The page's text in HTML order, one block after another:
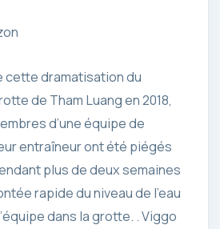
cette dramatisation du
de Tham Luang en 2018,
d’une équipe de
entraîneur ont été piégés
plus de deux semaines
rapide du niveau de l’eau
dans la grotte. . Viggo